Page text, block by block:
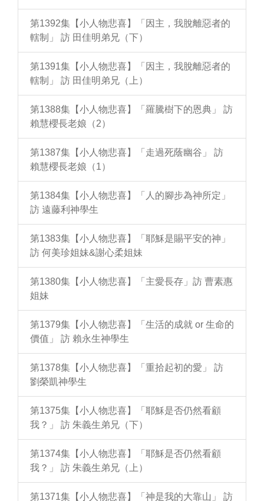
第1392集【小人物悲喜】「因主，我脫離惡者的
轄制」 訪 田佳明弟兄（下）
第1391集【小人物悲喜】「因主，我脫離惡者的
轄制」 訪 田佳明弟兄（上）
第1388集【小人物悲喜】「羅騰樹下的恩典」 訪
賴慧櫻長老娘（2）
第1387集【小人物悲喜】「走過死蔭幽谷」 訪
賴慧櫻長老娘（1）
第1384集【小人物悲喜】「人的腳步為神所定」
訪 遠藤利神學生
第1383集【小人物悲喜】「耶穌是賜平安的神」
訪 何美珍姐妹&謝心柔姐妹
第1380集【小人物悲喜】「主愛長存」訪 曹素惠
姐妹
第1379集【小人物悲喜】「生活的成就 or 生命的
價值」 訪 賴永生神學生
第1378集【小人物悲喜】「重拾起初的愛」 訪
劉榮凱神學生
第1375集【小人物悲喜】「耶穌是否仍然看顧
我？」 訪 朱義生弟兄（下）
第1374集【小人物悲喜】「耶穌是否仍然看顧
我？」 訪 朱義生弟兄（上）
第1371集【小人物悲喜】「神是我的大靠山」 訪